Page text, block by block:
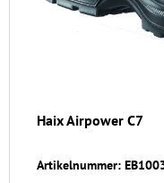
Haix Airpower C7
Artikelnummer: